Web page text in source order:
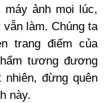
ảnh mọi lúc,
vẫn làm. Chúng ta
trang điểm của
tương đương
đừng quên
này.